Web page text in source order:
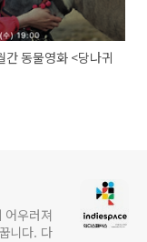
동물영화 <당나귀
어우러져
니다. 다